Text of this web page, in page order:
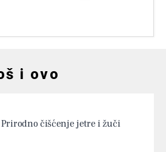
i ovo
Prirodno čišćenje jetre i žuči